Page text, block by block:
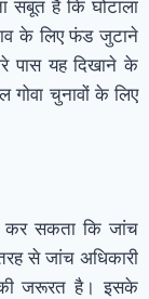
सबूत हैं कि घोटाला
के लिए फंड जुटाने
पास यह दिखाने के
गोवा चुनावों के लिए
कर सकता कि जांच
से जांच अधिकारी
की जरूरत है। इसके